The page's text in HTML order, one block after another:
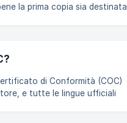
la prima copia sia destinata
lingua del produttore, e tutte
dalle autorità di
e tutte le lingue ufficiali